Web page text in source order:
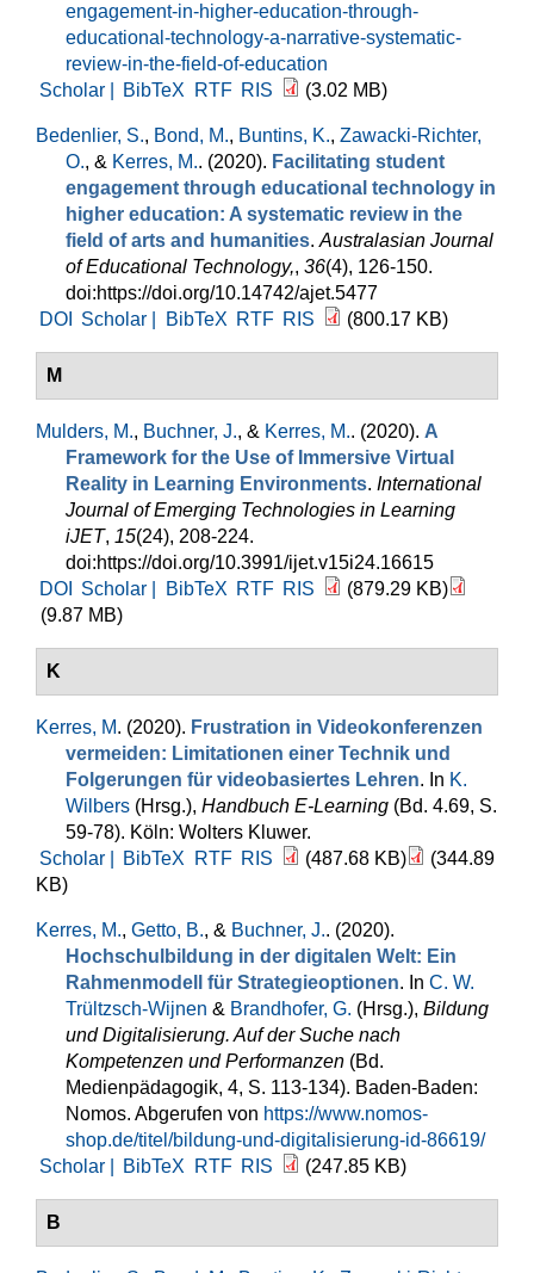
engagement-in-higher-education-through-
educational-technology-a-narrative-systematic-
review-in-the-field-of-education
Scholar |
BibTeX RTF RIS (3.02 MB)
Bedenlier, S., Bond, M., Buntins, K., Zawacki-Richter,
O., & Kerres, M.. (2020). Facilitating student
engagement through educational technology in
higher education: A systematic review in the
field of arts and humanities. Australasian Journal
of Educational Technology,, 36(4), 126-150.
doi:https://doi.org/10.14742/ajet.5477
DOI
Scholar | BibTeX RTF RIS (800.17 KB)
M
Mulders, M., Buchner, J., & Kerres, M.. (2020). A
Framework for the Use of Immersive Virtual
Reality in Learning Environments. International
Journal of Emerging Technologies in Learning
iJET, 15(24), 208-224.
doi:https://doi.org/10.3991/ijet.v15i24.16615
DOI
Scholar | BibTeX RTF RIS
(879.29 KB)
(9.87 MB)
K
Kerres, M. (2020). Frustration in Videokonferenzen
vermeiden: Limitationen einer Technik und
Folgerungen für videobasiertes Lehren. In K.
Wilbers (Hrsg.), Handbuch E-Learning (Bd. 4.69, S.
59-78). Köln: Wolters Kluwer.
Scholar |
BibTeX RTF RIS (487.68 KB)
(344.89
KB)
Kerres, M., Getto, B., & Buchner, J.. (2020).
Hochschulbildung in der digitalen Welt: Ein
Rahmenmodell für Strategieoptionen. In C. W.
Trültzsch-Wijnen & Brandhofer, G. (Hrsg.), Bildung
und Digitalisierung. Auf der Suche nach
Kompetenzen und Performanzen (Bd.
Medienpädagogik, 4, S. 113-134). Baden-Baden:
Nomos. Abgerufen von https://www.nomos-
shop.de/titel/bildung-und-digitalisierung-id-86619/
Scholar |
BibTeX RTF RIS (247.85 KB)
B